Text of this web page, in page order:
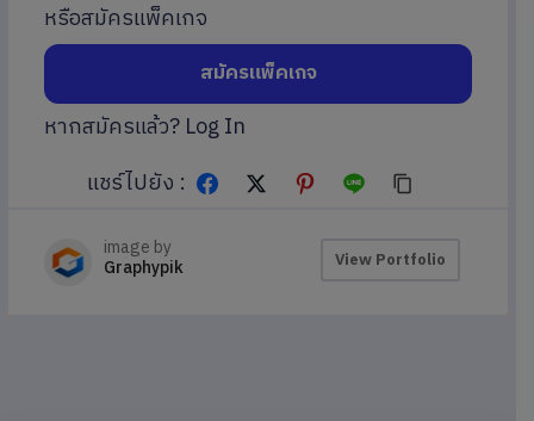
หรือสมัครแพ็คเกจ
สมัครแพ็คเกจ
หากสมัครแล้ว? Log In
แชร์ไปยัง :
image by
Graphypik View Portfolio